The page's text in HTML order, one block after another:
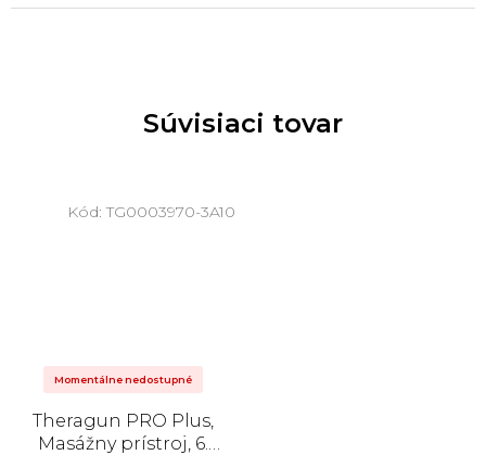
Súvisiaci tovar
Theragun PRO Plus,
Masážny prístroj, 6.
Momentálne nedostupné
Kód:TG0003970-3A10